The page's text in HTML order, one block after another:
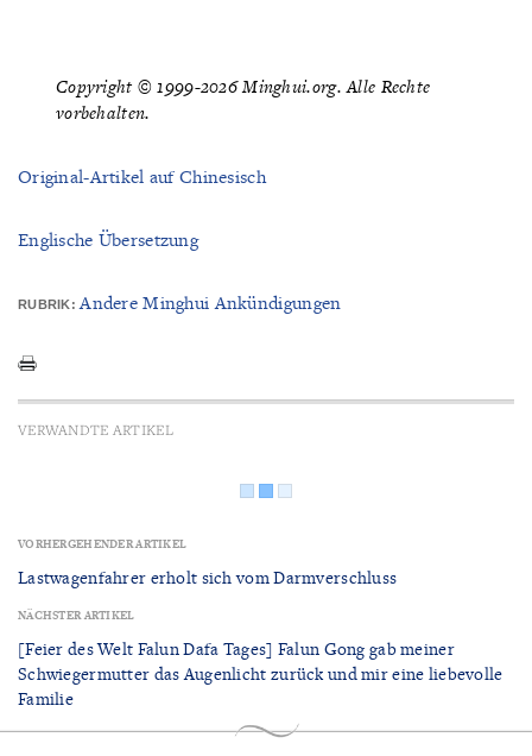
Copyright © 1999-2026 Minghui.org. Alle Rechte
vorbehalten.
Original-Artikel auf Chinesisch
Englische Übersetzung
RUBRIK:Andere Minghui Ankündigungen
VERWANDTE ARTIKEL
VORHERGEHENDER ARTIKEL
Lastwagenfahrer erholt sich vom Darmverschluss
NÄCHSTER ARTIKEL
[Feier des Welt Falun Dafa Tages] Falun Gong gab meiner
Schwiegermutter das Augenlicht zurück und mir eine liebevolle
Familie